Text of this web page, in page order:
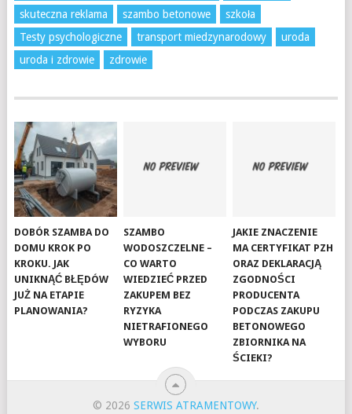
skuteczna reklama
szambo betonowe
szkoła
Testy psychologiczne
transport miedzynarodowy
uroda
uroda i zdrowie
zdrowie
DOBÓR SZAMBA DO
DOMU KROK PO
KROKU. JAK
UNIKNĄĆ BŁĘDÓW
JUŻ NA ETAPIE
PLANOWANIA?
SZAMBO
WODOSZCZELNE –
CO WARTO
WIEDZIEĆ PRZED
ZAKUPEM BEZ
RYZYKA
NIETRAFIONEGO
WYBORU
JAKIE ZNACZENIE
MA CERTYFIKAT PZH
ORAZ DEKLARACJĄ
ZGODNOŚCI
PRODUCENTA
PODCZAS ZAKUPU
BETONOWEGO
ZBIORNIKA NA
ŚCIEKI?
© 2026 SERWIS ATRAMENTOWY.